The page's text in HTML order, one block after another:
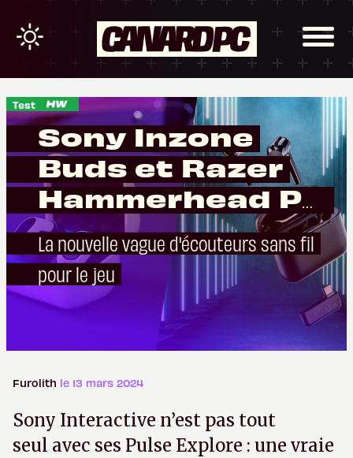
Test
Sony Inzone
Buds et Razer
Hammerhead Pro
HyperSpeed
La nouvelle vague d'écouteurs sans fil
pour le jeu
Furolith le 13 mars 2024
Sony Interactive n’est pas tout
seul avec ses Pulse Explore : une vraie